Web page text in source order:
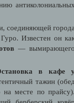
соединяющей
Известен он
—
в кафе
тажин
на месте по